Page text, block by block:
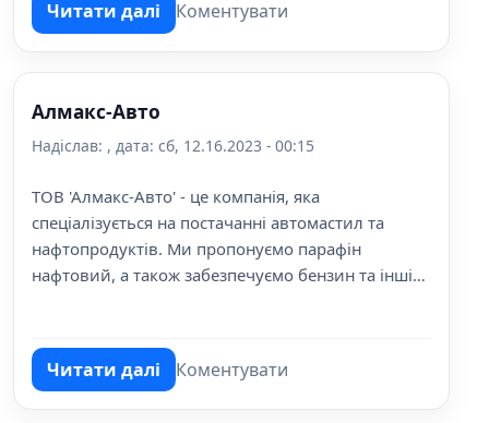
Читати даліпро Шиномонтаж
Коментувати
Алмакс-Авто
Надіслав: , дата: сб, 12.16.2023 - 00:15
ТОВ 'Алмакс-Авто' - це компанія, яка
спеціалізується на постачанні автомастил та
нафтопродуктів. Ми пропонуємо парафін
нафтовий, а також забезпечуємо бензин та інші
Читати даліпро Алмакс-Авто
Коментувати